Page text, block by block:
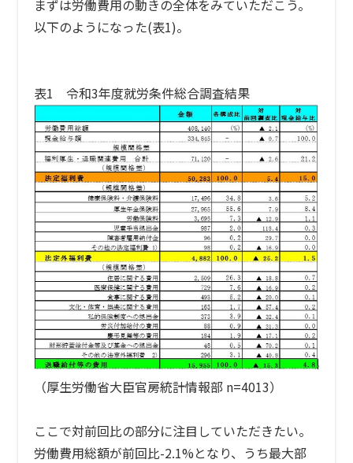
まずは労働費用の動きの全体をみていただこう。
以下のようになった(表1)。
表1 令和3年度就労条件総合調査結果
（厚生労働省大臣官房統計情報部 n=4013）
ここで対前回比の部分に注目していただきたい。
労働費用総額が前回比-2.1%となり、うち最大部